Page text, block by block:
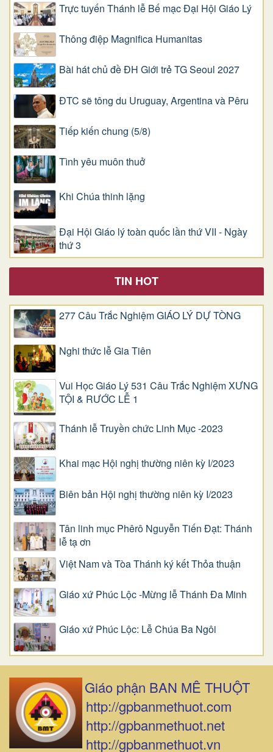
Trực tuyến Thánh lễ Bế mạc Đại Hội Giáo Lý
Thông điệp Magnifica Humanitas
Bài hát chủ đề ĐH Giới trẻ TG Seoul 2027
ĐTC sẽ tông du Uruguay, Argentina và Pêru
Tiếp kiến chung (5/8)
Tình yêu muôn thuở
Khi Chúa thinh lặng
Đại Hội Giáo lý toàn quốc lần thứ VII - Ngày
thứ 3
TIN HOT
277 Câu Trắc Nghiệm GIÁO LÝ DỰ TÒNG
Nghi thức lễ Gia Tiên
Vui Học Giáo Lý 531 Câu Trắc Nghiệm XƯNG
TỘI & RƯỚC LỄ 1
Thánh lễ Truyền chức Linh Mục -2023
Khai mạc Hội nghị thường niên kỳ I/2023
Biên bản Hội nghị thường niên kỳ I/2023
Tân linh mục Phêrô Nguyễn Tiến Đạt: Thánh
lễ tạ ơn
Việt Nam và Tòa Thánh ký kết Thỏa thuận
Giáo xứ Phúc Lộc -Mừng lễ Thánh Đa Minh
Giáo xứ Phúc Lộc: Lễ Chúa Ba Ngôi
Giáo phận BAN MÊ THUỘT
http://gpbanmethuot.com
http://gpbanmethuot.net
http://gpbanmethuot.vn